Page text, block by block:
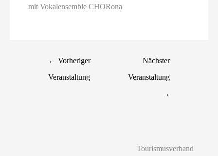
mit Vokalensemble CHORona
← Vorheriger
Veranstaltung
Nächster
Veranstaltung
→
Tourismusverband